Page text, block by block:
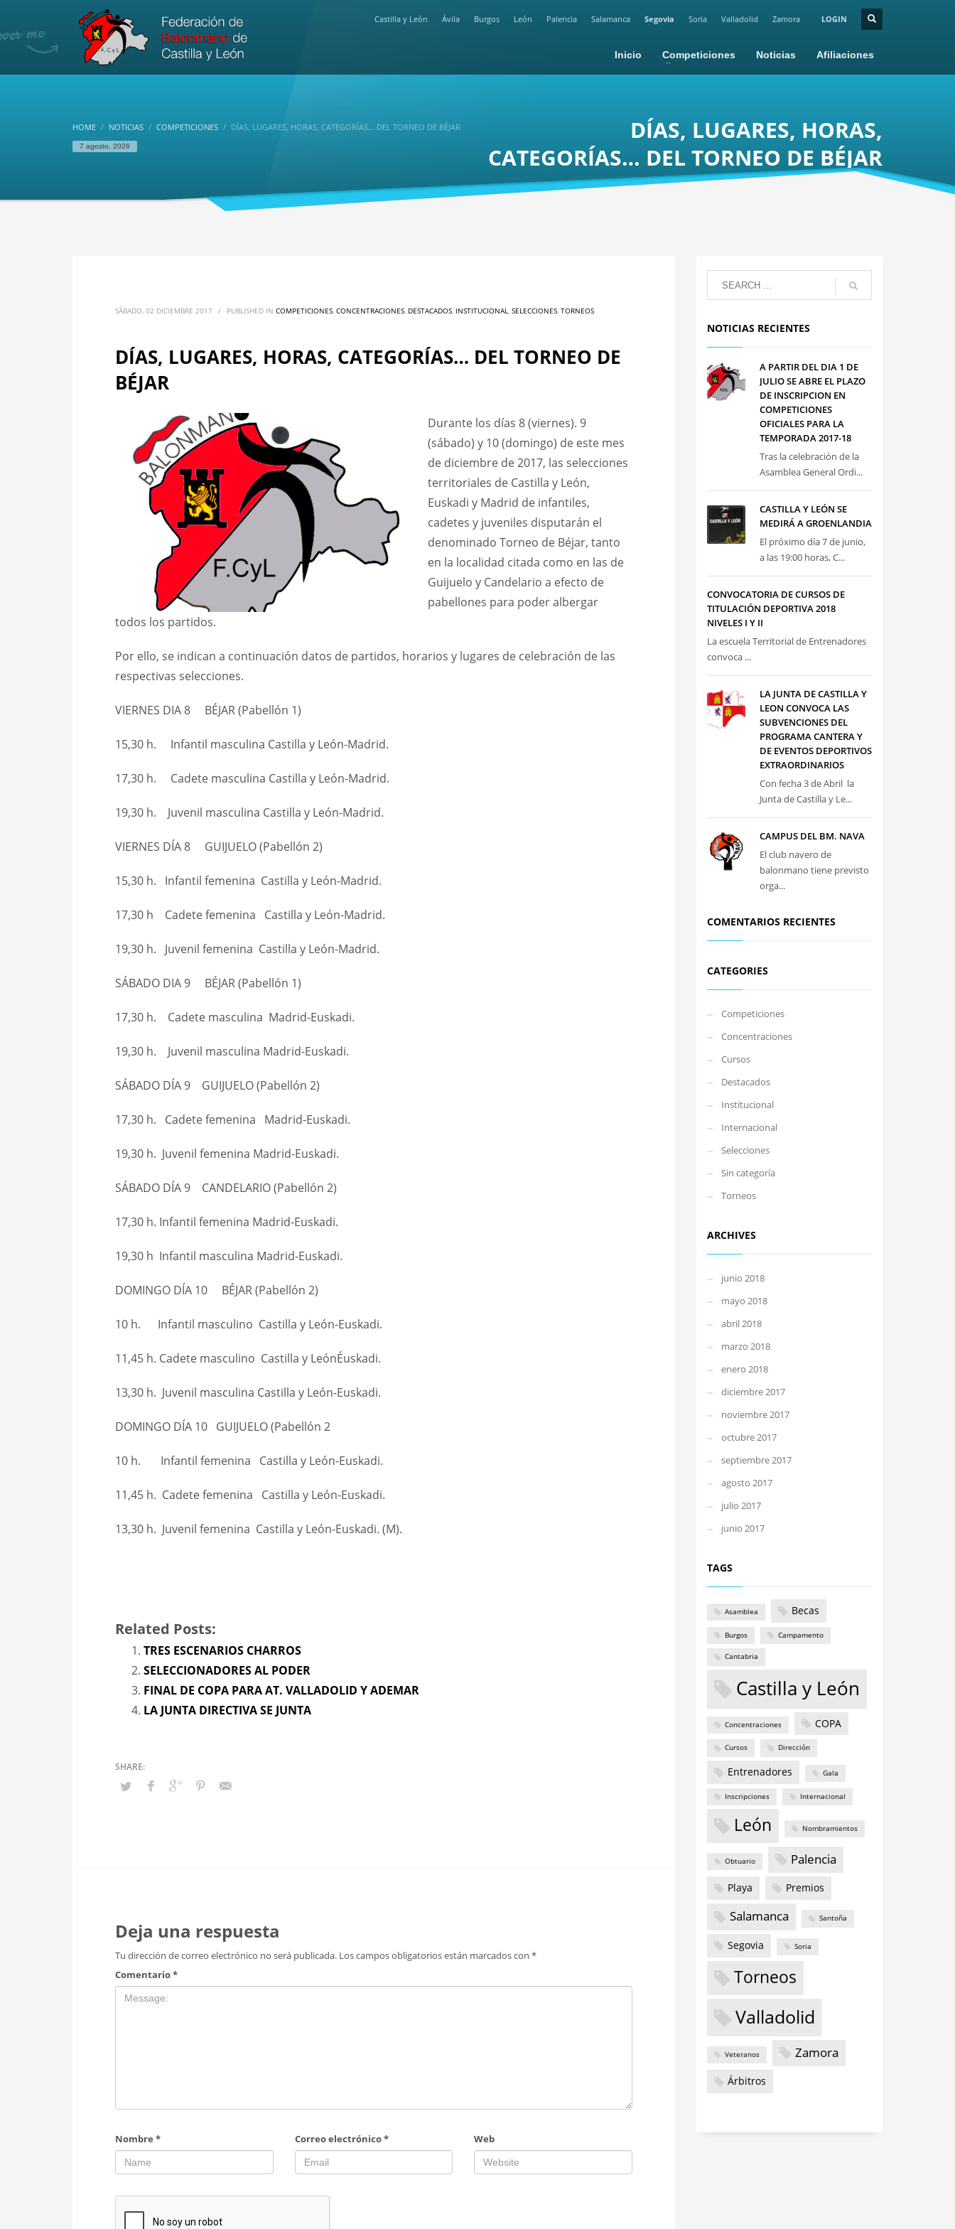
Castilla y León Ávila Burgos León Palencia Salamanca Segovia Soria Valladolid Zamora LOGIN
Inicio Competiciones Noticias Afiliaciones
HOME NOTICIAS COMPETICIONES DÍAS, LUGARES, HORAS, CATEGORÍAS… DEL TORNEO DE BÉJAR
7 agosto, 2026
DÍAS, LUGARES, HORAS,
CATEGORÍAS… DEL TORNEO DE BÉJAR
SÁBADO, 02 DICIEMBRE 2017 / PUBLISHED IN COMPETICIONES, CONCENTRACIONES, DESTACADOS, INSTITUCIONAL, SELECCIONES, TORNEOS
DÍAS, LUGARES, HORAS, CATEGORÍAS… DEL TORNEO DE
BÉJAR
Durante los días 8 (viernes). 9
(sábado) y 10 (domingo) de este mes
de diciembre de 2017, las selecciones
territoriales de Castilla y León,
Euskadi y Madrid de infantiles,
cadetes y juveniles disputarán el
denominado Torneo de Béjar, tanto
en la localidad citada como en las de
Guijuelo y Candelario a efecto de
pabellones para poder albergar
todos los partidos.
Por ello, se indican a continuación datos de partidos, horarios y lugares de celebración de las
respectivas selecciones.
VIERNES DIA 8 BÉJAR (Pabellón 1)
15,30 h. Infantil masculina Castilla y León-Madrid.
17,30 h. Cadete masculina Castilla y León-Madrid.
19,30 h. Juvenil masculina Castilla y León-Madrid.
VIERNES DÍA 8 GUIJUELO (Pabellón 2)
15,30 h. Infantil femenina Castilla y León-Madrid.
17,30 h Cadete femenina Castilla y León-Madrid.
19,30 h. Juvenil femenina Castilla y León-Madrid.
SÁBADO DIA 9 BÉJAR (Pabellón 1)
17,30 h. Cadete masculina Madrid-Euskadi.
19,30 h. Juvenil masculina Madrid-Euskadi.
SÁBADO DÍA 9 GUIJUELO (Pabellón 2)
17,30 h. Cadete femenina Madrid-Euskadi.
19,30 h. Juvenil femenina Madrid-Euskadi.
SÁBADO DÍA 9 CANDELARIO (Pabellón 2)
17,30 h. Infantil femenina Madrid-Euskadi.
19,30 h Infantil masculina Madrid-Euskadi.
DOMINGO DÍA 10 BÉJAR (Pabellón 2)
10 h. Infantil masculino Castilla y León-Euskadi.
11,45 h. Cadete masculino Castilla y LeónÉuskadi.
13,30 h. Juvenil masculina Castilla y León-Euskadi.
DOMINGO DÍA 10 GUIJUELO (Pabellón 2
10 h. Infantil femenina Castilla y León-Euskadi.
11,45 h. Cadete femenina Castilla y León-Euskadi.
13,30 h. Juvenil femenina Castilla y León-Euskadi. (M).
Related Posts:
TRES ESCENARIOS CHARROS
SELECCIONADORES AL PODER
FINAL DE COPA PARA AT. VALLADOLID Y ADEMAR
LA JUNTA DIRECTIVA SE JUNTA
Deja una respuesta
Tu dirección de correo electrónico no será publicada. Los campos obligatorios están marcados con *
Comentario*
Nombre * Correo electrónico* Web
NOTICIAS RECIENTES
A PARTIR DEL DIA 1 DE
JULIO SE ABRE EL PLAZO
DE INSCRIPCION EN
COMPETICIONES
OFICIALES PARA LA
TEMPORADA 2017-18
Tras la celebración de la
Asamblea General Ordi...
CASTILLA Y LEÓN SE
MEDIRÁ A GROENLANDIA
El próximo día 7 de junio,
a las 19:00 horas, C...
CONVOCATORIA DE CURSOS DE
TITULACIÓN DEPORTIVA 2018
NIVELES I Y II
La escuela Territorial de Entrenadores
convoca ...
LA JUNTA DE CASTILLA Y
LEON CONVOCA LAS
SUBVENCIONES DEL
PROGRAMA CANTERA Y
DE EVENTOS DEPORTIVOS
EXTRAORDINARIOS
Con fecha 3 de Abril la
Junta de Castilla y Le...
CAMPUS DEL BM. NAVA
El club navero de
balonmano tiene previsto
orga...
COMENTARIOS RECIENTES
CATEGORIES
Competiciones
Concentraciones
Cursos
Destacados
Institucional
Internacional
Selecciones
Sin categoría
Torneos
ARCHIVES
junio 2018
mayo 2018
abril 2018
marzo 2018
enero 2018
diciembre 2017
noviembre 2017
octubre 2017
septiembre 2017
agosto 2017
julio 2017
junio 2017
TAGS
Asamblea Becas
Burgos Campamento
Cantabria
Castilla y León
Concentraciones COPA
Cursos Dirección
Entrenadores Gala
Inscripciones Internacional
León Nombramientos
Obtuario Palencia
Playa Premios
Salamanca Santoña
Segovia Soria
Torneos
Valladolid
Veteranos Zamora
Árbitros